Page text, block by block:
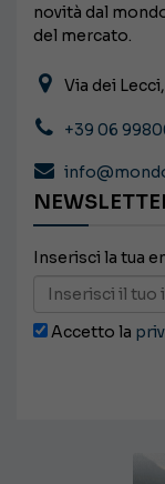
novità dal
del mercato.
Via dei
+39 06
Inserisci la tua
Accetto la